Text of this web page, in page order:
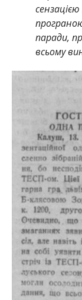
сензацією
паради,
всьому